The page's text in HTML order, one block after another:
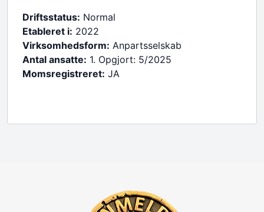
Driftsstatus: Normal
Etableret i: 2022
Virksomhedsform: Anpartsselskab
Antal ansatte: 1. Opgjort: 5/2025
Momsregistreret: JA